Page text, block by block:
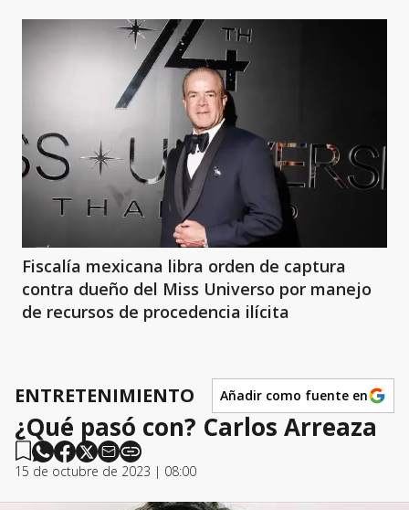
Fiscalía mexicana libra orden de captura
contra dueño del Miss Universo por manejo
de recursos de procedencia ilícita
ENTRETENIMIENTO Añadir como fuente en
¿Qué pasó con? Carlos Arreaza
15 de octubre de 2023 | 08:00